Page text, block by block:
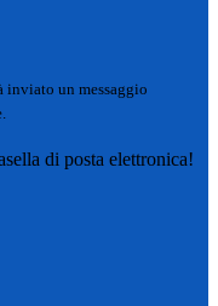
inviato un messaggio
di posta elettronica!